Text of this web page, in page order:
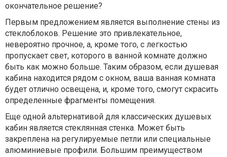
окончательное решение?
Первым предложением является выполнение стены из
стеклоблоков. Решение это привлекательное,
невероятно прочное, а, кроме того, с легкостью
пропускает свет, которого в ванной комнате должно
быть как можно больше. Таким образом, если душевая
кабина находится рядом с окном, ваша ванная комната
будет отлично освещена, и, кроме того, смогут скрасить
определенные фрагменты помещения.
Еще одной альтернативой для классических душевых
кабин является стеклянная стенка. Может быть
закреплена на регулируемые петли или специальные
алюминиевые профили. Большим преимуществом